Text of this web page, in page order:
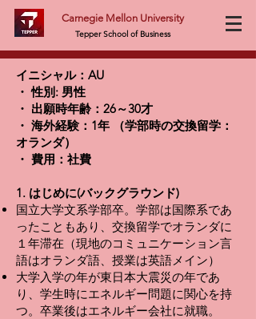
Carnegie Mellon University
Tepper School of Business
イニシャル：AU
・ 性別: 男性
・ 出願時年齢：26～30才
・ 海外経験：1年 （学部時の交換留学：
オランダ）
・ 費用：社費
1. はじめに(バックグラウンド)
国立大学文系学部卒。学部は国際系であ
ったこともあり、交換留学でオランダに
１年滞在（現地のコミュニケーション言
語はオランダ語、授業は英語メイン）
大学入学の年が東日本大震災の年であ
り、学生時にエネルギー問題に関心を持
つ。卒業後はエネルギー会社に就職。